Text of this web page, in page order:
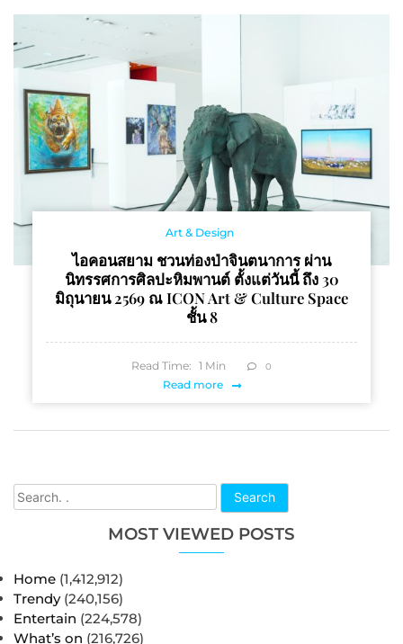
Search
MOST VIEWED POSTS
Home (1,412,912)
Trendy (240,156)
Entertain (224,578)
What’s on (216,726)
Art & Design
ไอคอนสยาม ชวนท่องป่าจินตนาการ ผ่าน
นิทรรศการศิลปะหิมพานต์ ตั้งแต่วันนี้ ถึง 30
มิถุนายน 2569 ณ ICON Art & Culture Space
ชั้น 8
Read Time: 1 Min 0
Read more